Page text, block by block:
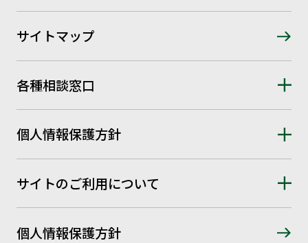
サイトマップ
各種相談窓口
個人情報保護方針
サイトのご利用について
個人情報保護方針